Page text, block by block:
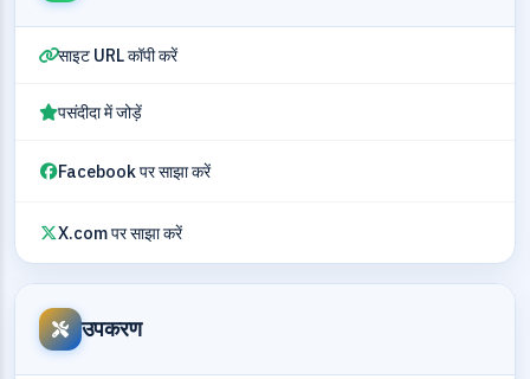
साइट URL कॉपी करें
पसंदीदा में जोड़ें
Facebook पर साझा करें
X.com पर साझा करें
उपकरण